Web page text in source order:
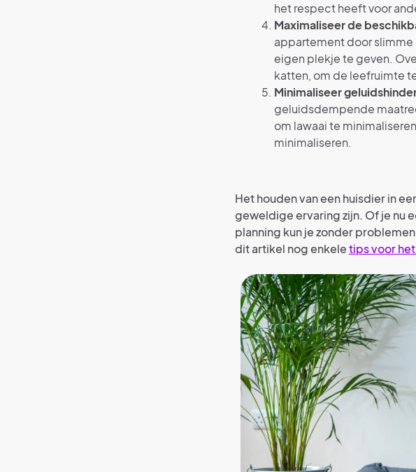
het respect heeft voor
Maximaliseer de
appartement door
eigen plekje te geven.
katten, om de leefruimte
Minimaliseer
geluidsdempende
om lawaai te
minimaliseren.
Het houden van een huisdier in
geweldige ervaring zijn. Of je nu
planning kun je zonder
dit artikel nog enkeletips voor